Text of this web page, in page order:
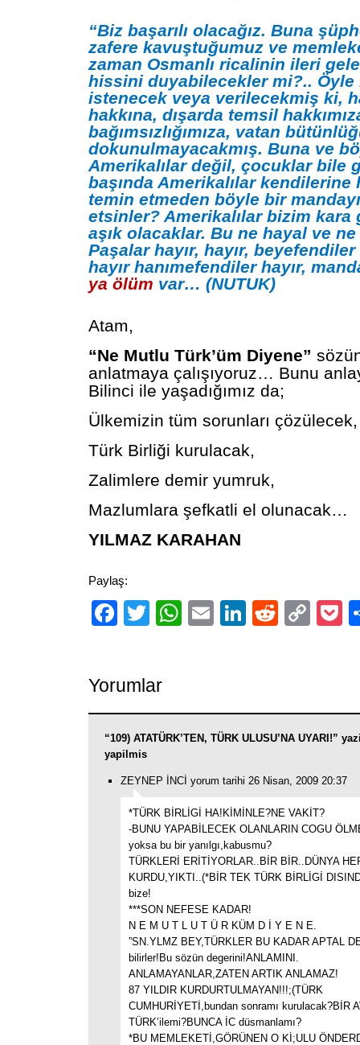
“Biz başarılı olacağız. Buna
zafere kavuştuğumuz ve
zaman Osmanlı ricalinin ileri
hissini duyabilecekler mi?.. Öyle
istenecek veya verilecekmiş ki,
hakkına, dışarda temsil
bağımsızlığımıza, vatan
dokunulmayacakmış. Buna ve
Amerikalılar değil, çocuklar bile
başında Amerikalılar
temin etmeden böyle bir
etsinler? Amerikalılar bizim kara
aşık olacaklar. Bu ne hayal ve
Paşalar hayır, hayır, beyefendiler
hayır hanımefendiler hayır,
ya ölüm var… (NUTUK)
Atam,
“Ne Mutlu Türk’üm Diyene”
anlatmaya çalışıyoruz… Bunu
Bilinci ile yaşadığımız da;
Ülkemizin tüm sorunları çözülecek,
Türk Birliği kurulacak,
Zalimlere demir yumruk,
Mazlumlara şefkatli el olunacak…
YILMAZ KARAHAN
Paylaş:
Facebook
TwitterWhatsApp
EmailLinkedIn
Reddit
Yorumlar
“109) ATATÜRK’TEN, TÜRK ULUSU’NA UYARI!”
yapilmis
ZEYNEP İNCİ yorum tarihi 26 Nisan, 2009 20:37
*TÜRK BİRLİGİ HA!KİMİNLE?NE VAKİT?
-BUNU YAPABİLECEK OLANLARIN COGU
yoksa bu bir yanılgı,kabusmu?
TÜRKLERİ ERİTİYORLAR..BİR BİR..DÜNYA
KURDU,YIKTI..(*BİR TEK TÜRK BİRLİGİ
bize!
***SON NEFESE KADAR!
N E M U T L U T Ü R KÜM D İ Y E N E.
”SN.YLMZ BEY,TÜRKLER BU KADAR APTAL
bilirler!Bu sözün degerini!ANLAMINI.
ANLAMAYANLAR,ZATEN ARTIK ANLAMAZ!
87 YILDIR KURDURTULMAYAN!!!;(TÜRK
CUMHURİYETİ,bundan sonramı kurulacak?BİR
TÜRK’ilemi?BUNCA İC düsmanlamı?
*BU MEMLEKETİ,GÖRÜNEN O Kİ;ULU